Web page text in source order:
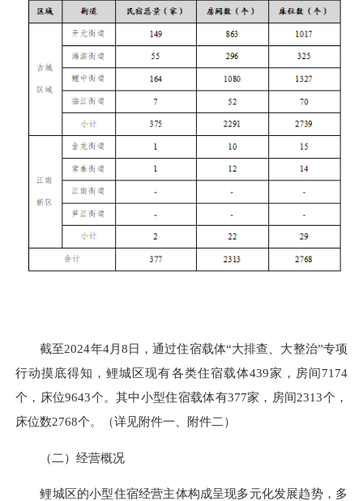
截至2024年4月8日，通过住宿载体“大排查、大整治”专项
行动摸底得知，鲤城区现有各类住宿载体439家，房间7174
个，床位9643个。其中小型住宿载体有377家，房间2313个，
床位数2768个。（详见附件一、附件二）
（二）经营概况
鲤城区的小型住宿经营主体构成呈现多元化发展趋势，多